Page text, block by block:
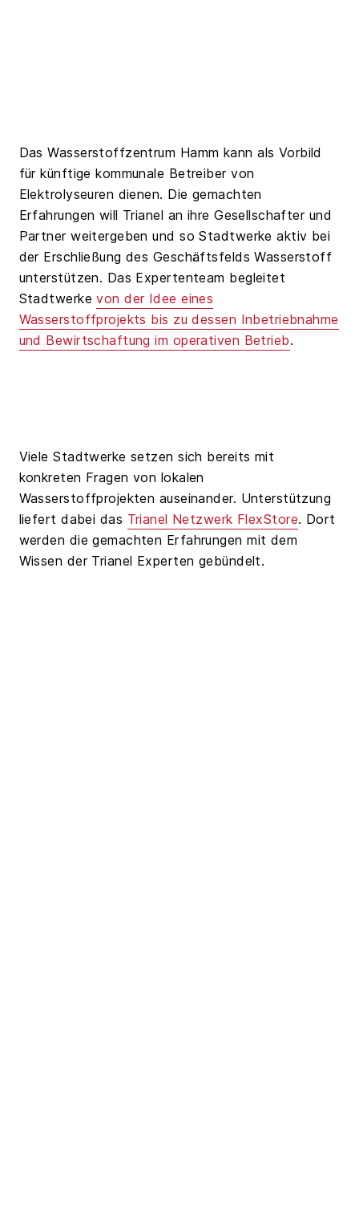
Das Wasserstoffzentrum Hamm kann als Vorbild
für künftige kommunale Betreiber von
Elektrolyseuren dienen. Die gemachten
Erfahrungen will Trianel an ihre Gesellschafter und
Partner weitergeben und so Stadtwerke aktiv bei
der Erschließung des Geschäftsfelds Wasserstoff
unterstützen. Das Expertenteam begleitet
Stadtwerkevon der Idee eines
Wasserstoffprojekts bis zu dessen Inbetriebnahme
und Bewirtschaftung im operativen Betrieb.
Viele Stadtwerke setzen sich bereits mit
konkreten Fragen von lokalen
Wasserstoffprojekten auseinander. Unterstützung
liefert dabei das Trianel Netzwerk FlexStore. Dort
werden die gemachten Erfahrungen mit dem
Wissen der Trianel Experten gebündelt.